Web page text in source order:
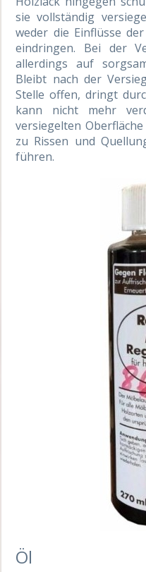
sie vollständig
weder die Einflüsse
eindringen. Bei der
allerdings auf
Bleibt nach der
Stelle offen, dringt
kann nicht mehr
versiegelten
zu Rissen und
führen.
Öl